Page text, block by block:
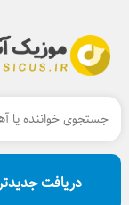
دریافت